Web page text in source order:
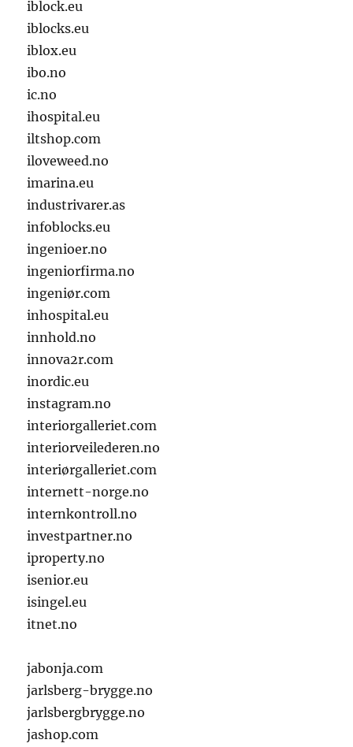
iblock.eu
iblocks.eu
iblox.eu
ibo.no
ic.no
ihospital.eu
iltshop.com
iloveweed.no
imarina.eu
industrivarer.as
infoblocks.eu
ingenioer.no
ingeniorfirma.no
ingeniør.com
inhospital.eu
innhold.no
innova2r.com
inordic.eu
instagram.no
interiorgalleriet.com
interiorveilederen.no
interiørgalleriet.com
internett-norge.no
internkontroll.no
investpartner.no
iproperty.no
isenior.eu
isingel.eu
itnet.no
jabonja.com
jarlsberg-brygge.no
jarlsbergbrygge.no
jashop.com